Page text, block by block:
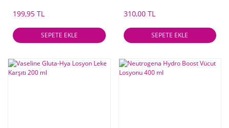
199,95 TL
SEPETE EKLE
310,00 TL
SEPETE EKLE